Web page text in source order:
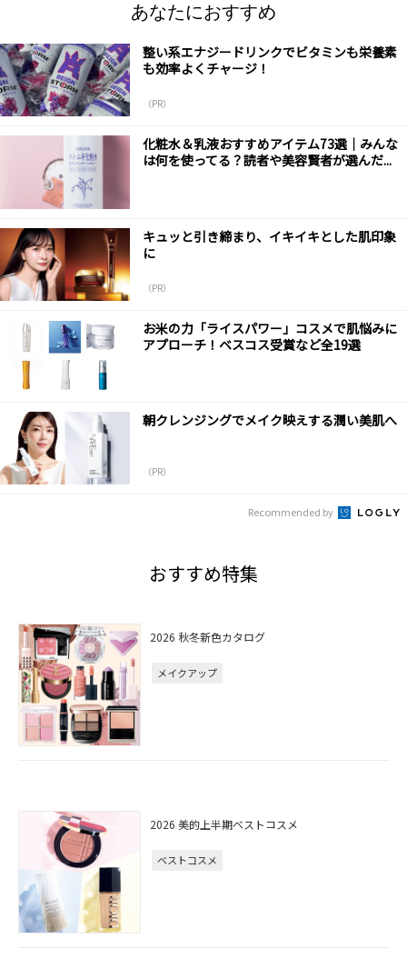
あなたにおすすめ
整い系エナジードリンクでビタミンも栄養素
も効率よくチャージ！
（PR）
化粧水＆乳液おすすめアイテム73選｜みんな
は何を使ってる？読者や美容賢者が選んだ...
キュッと引き締まり、イキイキとした肌印象
に
（PR）
お米の力「ライスパワー」コスメで肌悩みに
アプローチ！ベスコス受賞など全19選
朝クレンジングでメイク映えする潤い美肌へ
（PR）
Recommended by
おすすめ特集
2026 秋冬新色カタログ
メイクアップ
2026 美的上半期ベストコスメ
ベストコスメ